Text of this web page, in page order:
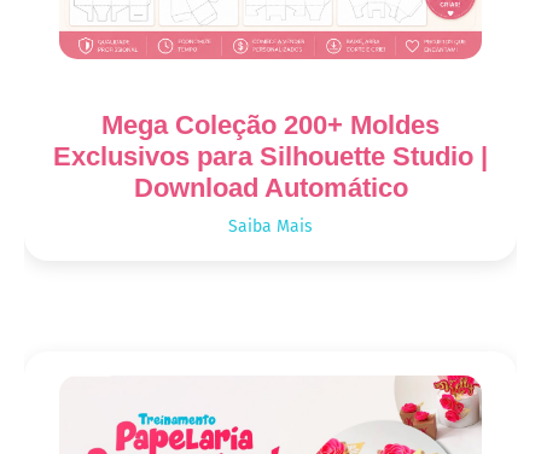
Mega Coleção 200+ Moldes
Exclusivos para Silhouette Studio |
Download Automático
Saiba Mais